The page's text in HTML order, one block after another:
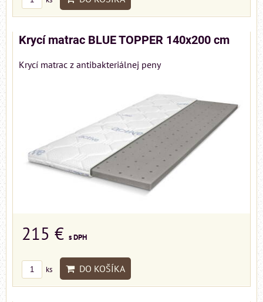
Krycí matrac BLUE TOPPER 140x200 cm
Krycí matrac z antibakteriálnej peny
215 € s DPH
ks DO KOŠÍKA